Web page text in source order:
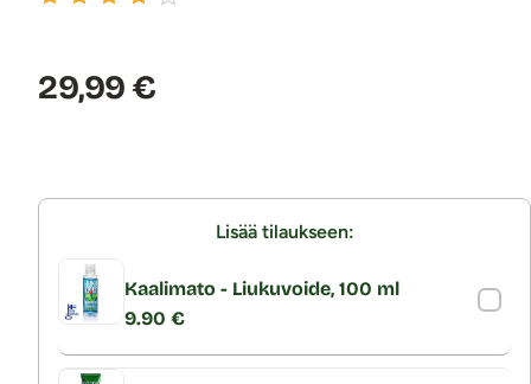
Hinta:
29,99 €
Lisää tilaukseen:
Kaalimato - Liukuvoide, 100 ml
9.90 €